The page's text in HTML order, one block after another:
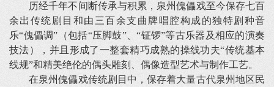
历经千年不间断传承与积累，泉州傀儡戏至今保存七百
余出传统剧目和由三百余支曲牌唱腔构成的独特剧种音
乐“傀儡调”（包括“压脚鼓”、“钲锣”等古乐器及相应的演奏
技法），并且形成了一整套精巧成熟的操线功夫“传统基本
线规”和精美绝伦的偶头雕刻、偶像造型艺术与制作工艺。
在泉州傀儡戏传统剧目中，保存着大量古代泉州地区民